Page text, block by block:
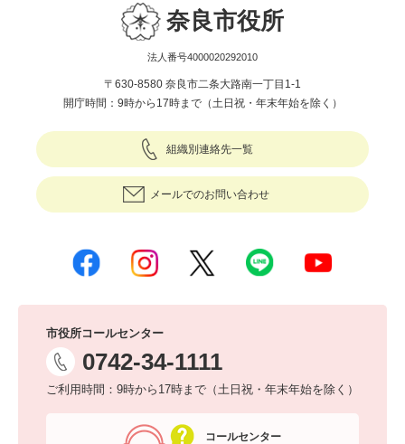
奈良市役所
法人番号4000020292010
〒630-8580 奈良市二条大路南一丁目1-1
開庁時間：9時から17時まで（土日祝・年末年始を除く）
組織別連絡先一覧
メールでのお問い合わせ
市役所コールセンター
0742-34-1111
ご利用時間：9時から17時まで（土日祝・年末年始を除く）
コールセンター